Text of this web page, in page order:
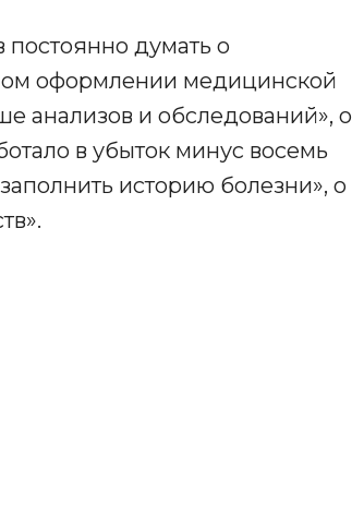
думать о
оформлении медицинской
анализов и обследований», о
в убыток минус восемь
историю болезни», о